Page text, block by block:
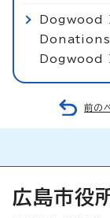
前の
広島市役